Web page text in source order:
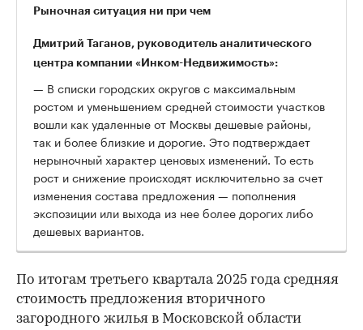
Рыночная ситуация ни при чем
Дмитрий Таганов, руководитель аналитического
центра компании «Инком-Недвижимость»:
— В списки городских округов с максимальным
ростом и уменьшением средней стоимости участков
вошли как удаленные от Москвы дешевые районы,
так и более близкие и дорогие. Это подтверждает
нерыночный характер ценовых изменений. То есть
рост и снижение происходят исключительно за счет
изменения состава предложения — пополнения
экспозиции или выхода из нее более дорогих либо
дешевых вариантов.
По итогам третьего квартала 2025 года средняя
стоимость предложения вторичного
загородного жилья в Московской области